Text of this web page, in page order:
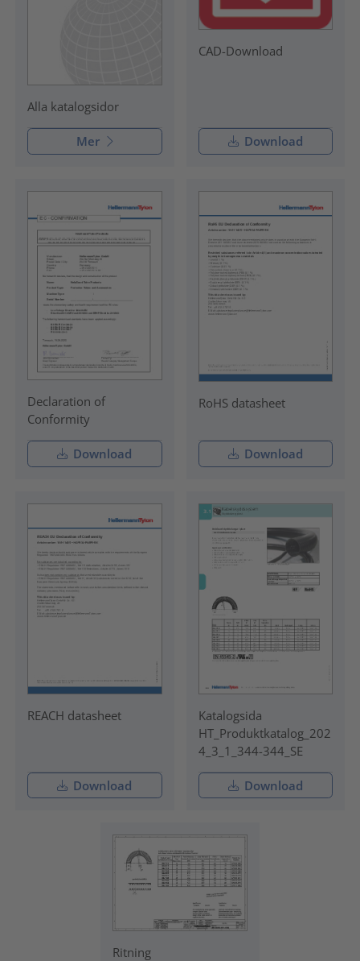
Alla katalogsidor
Mer
CAD-Download
Download
Declaration of
Conformity
Download
RoHS datasheet
Download
REACH datasheet
Download
Katalogsida
HT_Produktkatalog_202
4_3_1_344-344_SE
Download
Ritning